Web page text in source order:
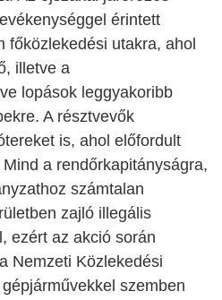
érintett
főközlekedési utakra, ahol
illetve a
lopások leggyakoribb
A résztvevők
is, ahol előfordult
a rendőrkapitányságra,
számtalan
zajló illegális
ezért az akció során
Nemzeti Közlekedési
szemben